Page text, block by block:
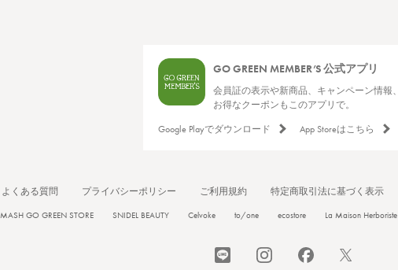
GO GREEN MEMBER’S 公式アプリ
会員証の表示や新商品、キャンペーン情報、
お得なクーポンもこのアプリで。
Google Playでダウンロード
App Storeはこちら
よくある質問 プライバシーポリシー ご利用規約 特定商取引法に基づく表示
MASH GO GREEN STORE SNIDEL BEAUTY Celvoke to/one ecostore La Maison Herboriste